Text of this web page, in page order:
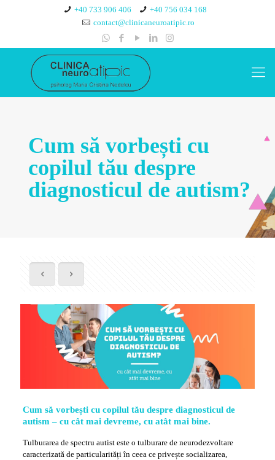
+40 733 906 406
+40 756 034 168
contact@clinicaneuroatipic.ro
Cum să vorbești cu
copilul tău despre
diagnosticul de autism?
Cum să vorbești cu copilul tău despre diagnosticul de
autism– cu cât mai devreme, cu atât mai bine.
Tulburarea de spectru autist este o tulburare de neurodezvoltare
caracterizată de particularități în ceea ce privește socializarea,